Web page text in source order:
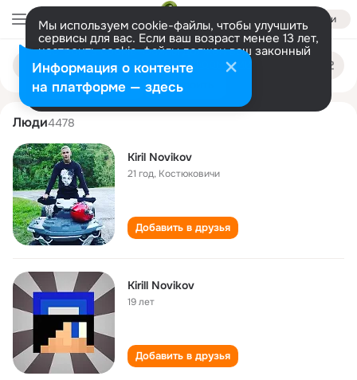
Войти
Мы используем cookie-файлы, чтобы улучшить
сервисы для вас. Если ваш возраст менее 13 лет,
настроить cookie-файлы должен ваш законный
представитель. Больше информации
Разрешить все Настроить
Поиск
людям
kiril novikov
Люди4478
Kiril Novikov
21 год, Костюковичи
Добавить в друзья
Kirill Novikov
19 лет
Добавить в друзья
Информация о контенте
на платформе — здесь